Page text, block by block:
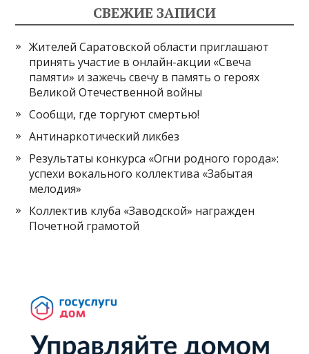
СВЕЖИЕ ЗАПИСИ
Жителей Саратовской области приглашают
принять участие в онлайн-акции «Свеча
памяти» и зажечь свечу в память о героях
Великой Отечественной войны
Сообщи, где торгуют смертью!
Антинаркотический ликбез
Результаты конкурса «Огни родного города»:
успехи вокального коллектива «Забытая
мелодия»
Коллектив клуба «Заводской» награжден
Почетной грамотой